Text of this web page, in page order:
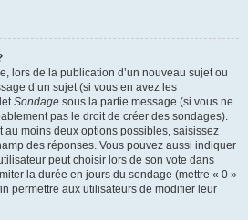
lors de la publication d’un nouveau sujet ou
d’un sujet (si vous en avez les
Sondage sous la partie message (si vous ne
pas le droit de créer des sondages).
au moins deux options possibles, saisissez
des réponses. Vous pouvez aussi indiquer
peut choisir lors de son vote dans
la durée en jours du sondage (mettre « 0 »
permettre aux utilisateurs de modifier leur